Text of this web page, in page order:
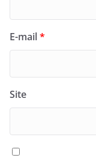
E-mail*
Site